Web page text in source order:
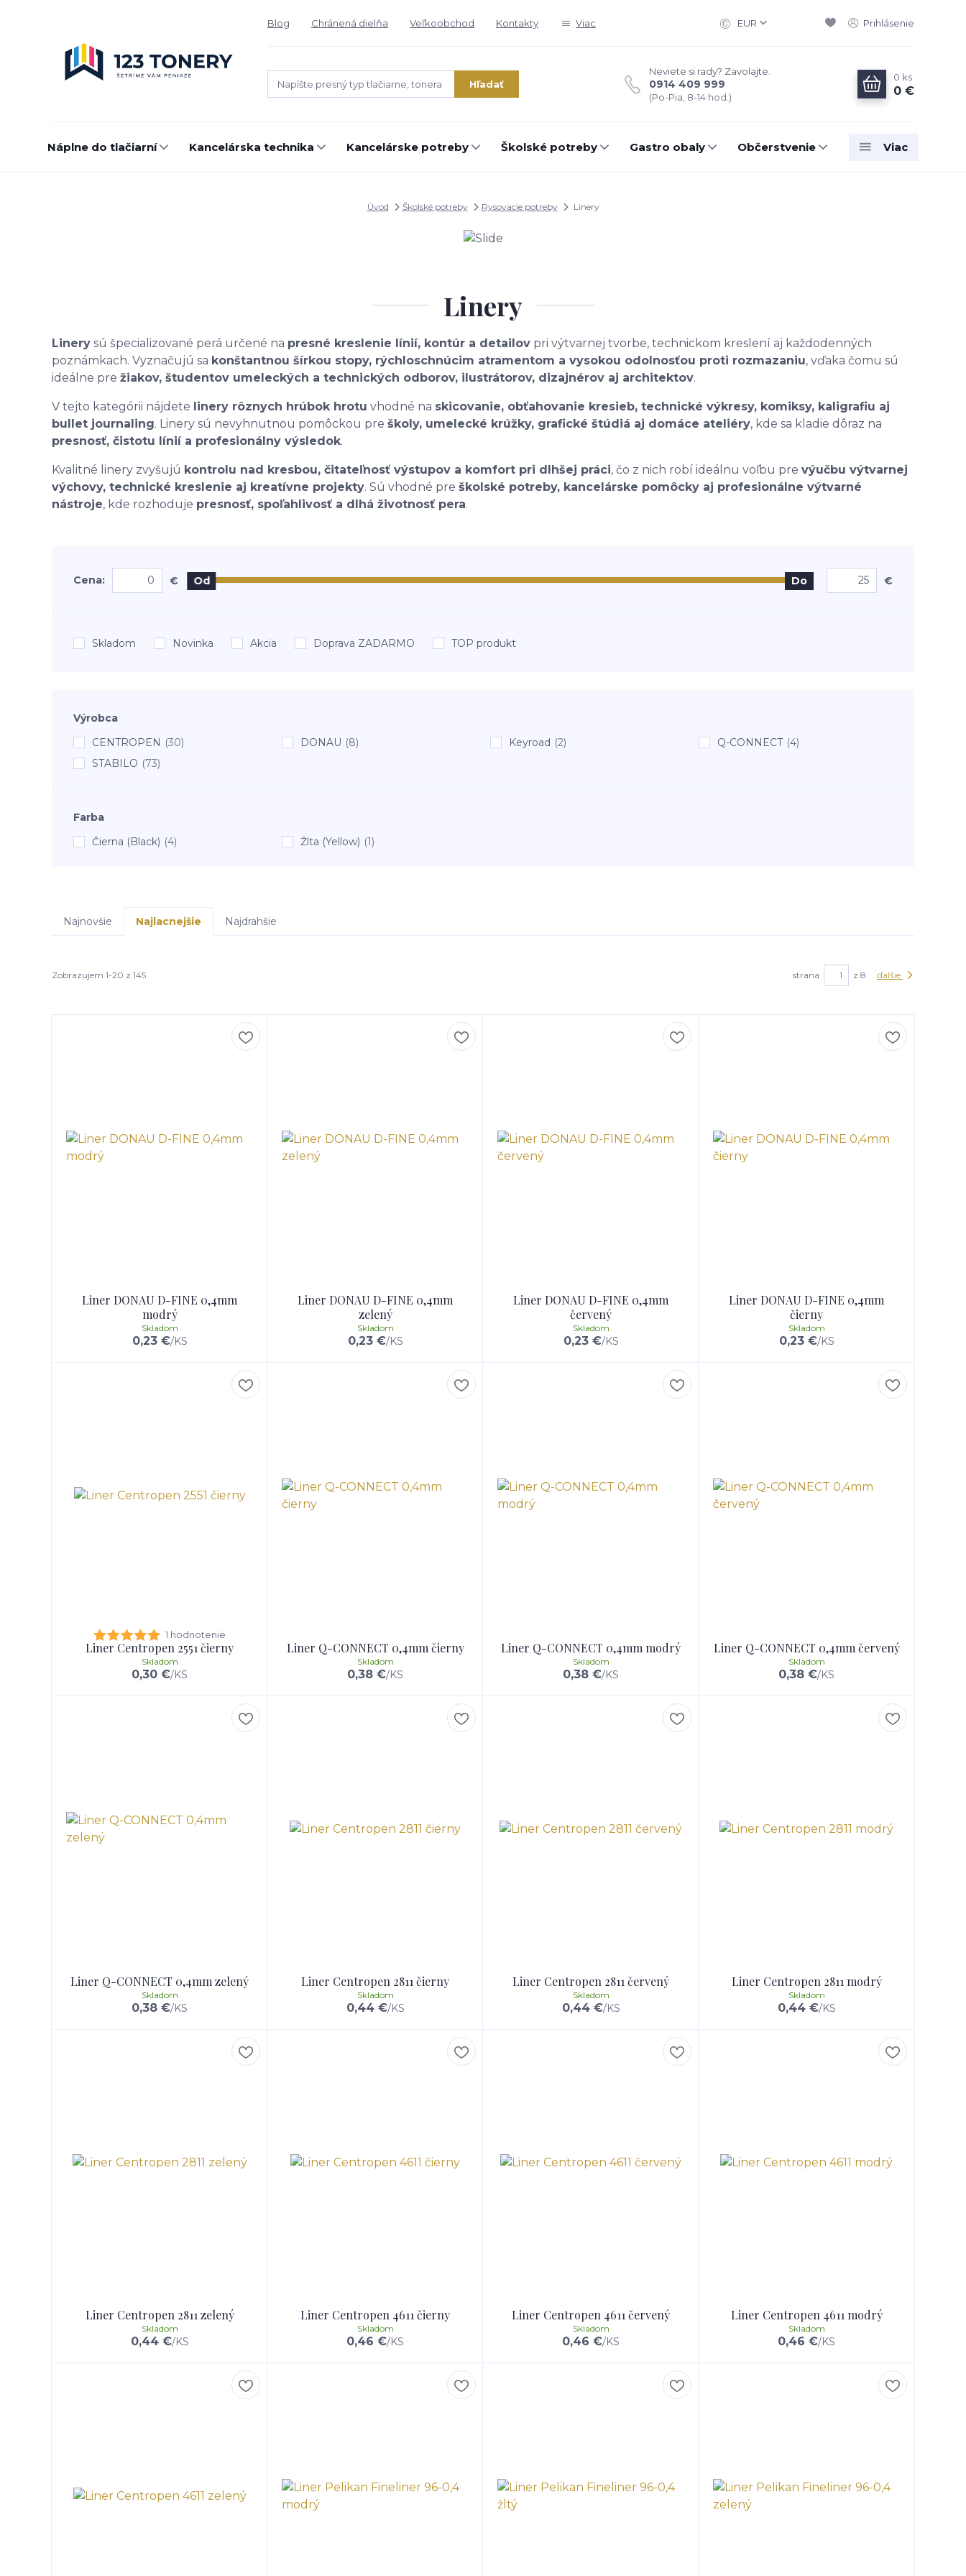
Blog Chránená dielňa Veľkoobchod Kontakty Viac EUR Prihlásenie
Hľadať
Neviete si rady? Zavolajte.
0914 409 999
(Po-Pia, 8-14 hod.)
0 ks
0 €
Náplne do tlačiarní Kancelárska technika Kancelárske potreby Školské potreby Gastro obaly Občerstvenie Viac
Úvod Školské potreby Rysovacie potreby Linery
Linery
Linery sú špecializované perá určené na presné kreslenie línií, kontúr a detailov pri výtvarnej tvorbe, technickom kreslení aj každodenných
poznámkach. Vyznačujú sa konštantnou šírkou stopy, rýchloschnúcim atramentom a vysokou odolnosťou proti rozmazaniu, vďaka čomu sú
ideálne pre žiakov, študentov umeleckých a technických odborov, ilustrátorov, dizajnérov aj architektov.
V tejto kategórii nájdete linery rôznych hrúbok hrotu vhodné na skicovanie, obťahovanie kresieb, technické výkresy, komiksy, kaligrafiu aj
bullet journaling. Linery sú nevyhnutnou pomôckou pre školy, umelecké krúžky, grafické štúdiá aj domáce ateliéry, kde sa kladie dôraz na
presnosť, čistotu línií a profesionálny výsledok.
Kvalitné linery zvyšujú kontrolu nad kresbou, čitateľnosť výstupov a komfort pri dlhšej práci, čo z nich robí ideálnu voľbu pre výučbu výtvarnej
výchovy, technické kreslenie aj kreatívne projekty. Sú vhodné pre školské potreby, kancelárske pomôcky aj profesionálne výtvarné
nástroje, kde rozhoduje presnosť, spoľahlivosť a dlhá životnosť pera.
Cena: € Od Do €
Skladom Novinka Akcia Doprava ZADARMO TOP produkt
Výrobca
CENTROPEN (30) DONAU (8) Keyroad (2) Q-CONNECT (4)
STABILO (73)
Farba
Čierna (Black) (4) Žlta (Yellow) (1)
Najnovšie Najlacnejšie Najdrahšie
Zobrazujem 1-20 z 145 strana z 8 ďalšie
Liner DONAU D-FINE 0,4mm
modrý
0,23 €/KS
Skladom
Liner DONAU D-FINE 0,4mm
zelený
0,23 €/KS
Skladom
Liner DONAU D-FINE 0,4mm
červený
0,23 €/KS
Skladom
Liner DONAU D-FINE 0,4mm
čierny
0,23 €/KS
Skladom
1 hodnotenie
Liner Centropen 2551 čierny
0,30 €/KS
Skladom
Liner Q-CONNECT 0,4mm čierny
0,38 €/KS
Skladom
Liner Q-CONNECT 0,4mm modrý
0,38 €/KS
Skladom
Liner Q-CONNECT 0,4mm červený
0,38 €/KS
Skladom
Liner Q-CONNECT 0,4mm zelený
0,38 €/KS
Skladom
Liner Centropen 2811 čierny
0,44 €/KS
Skladom
Liner Centropen 2811 červený
0,44 €/KS
Skladom
Liner Centropen 2811 modrý
0,44 €/KS
Skladom
Liner Centropen 2811 zelený
0,44 €/KS
Skladom
Liner Centropen 4611 čierny
0,46 €/KS
Skladom
Liner Centropen 4611 červený
0,46 €/KS
Skladom
Liner Centropen 4611 modrý
0,46 €/KS
Skladom